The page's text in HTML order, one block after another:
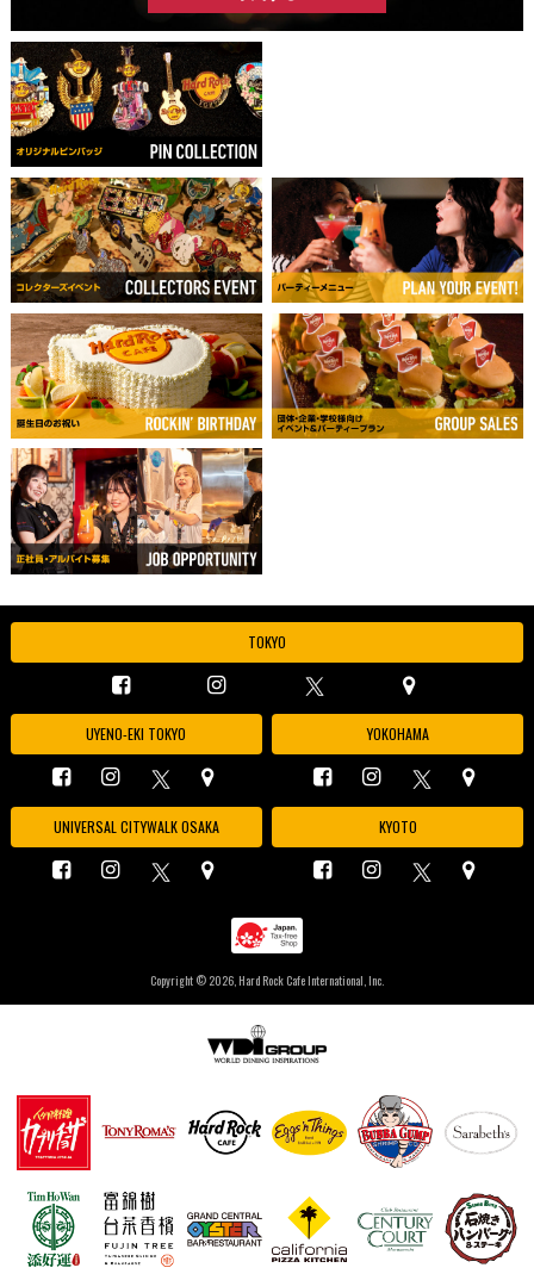
TOKYO
UYENO-EKI TOKYO YOKOHAMA
UNIVERSAL CITYWALK OSAKA KYOTO
Copyright © 2026, Hard Rock Cafe International, Inc.